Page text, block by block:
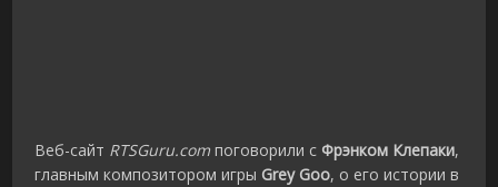
Веб-сайт RTSGuru.com поговорили с Фрэнком Клепаки,
главным композитором игры Grey Goo, о его истории в